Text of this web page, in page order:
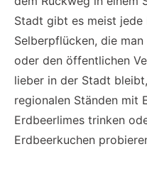
Stadt gibt es meist
Selberpflücken, die
oder den öffentlichen
lieber in der Stadt
regionalen Ständen mit
Erdbeerlimes trinken
Erdbeerkuchen